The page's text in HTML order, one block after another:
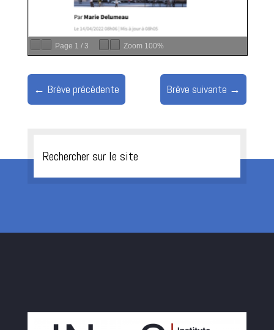
Page 1 / 3 Zoom 100%
← Brève précédente Brève suivante →